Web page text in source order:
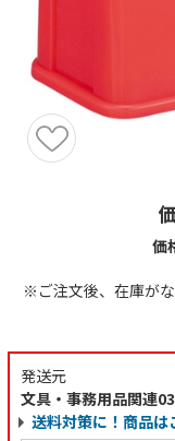
価
※ご注文後、在庫が
発送元
文具・事務用品関連03
送料対策に！商品は